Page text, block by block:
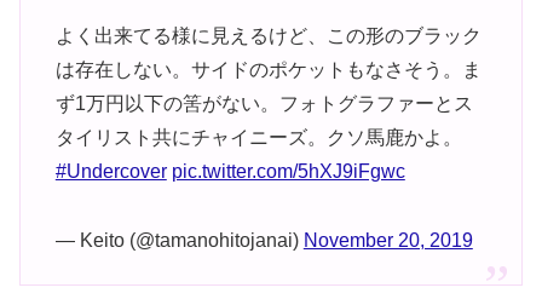
よく出来てる様に見えるけど、この形のブラック
は存在しない。サイドのポケットもなさそう。ま
ず1万円以下の筈がない。フォトグラファーとス
タイリスト共にチャイニーズ。クソ馬鹿かよ。
#Undercover pic.twitter.com/5hXJ9iFgwc
— Keito (@tamanohitojanai) November 20, 2019